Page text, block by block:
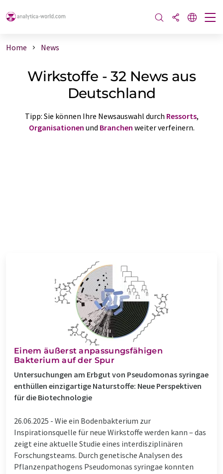
Home News
Wirkstoffe - 32 News aus
Deutschland
Tipp: Sie können Ihre Newsauswahl durch Ressorts,
Organisationen und Branchen weiter verfeinern.
Einem äußerst anpassungsfähigen
Bakterium auf der Spur
Untersuchungen am Erbgut von Pseudomonas syringae
enthüllen einzigartige Naturstoffe: Neue Perspektiven
für die Biotechnologie
26.06.2025 - Wie ein Bodenbakterium zur
Inspirationsquelle für neue Wirkstoffe werden kann – das
zeigt eine aktuelle Studie eines interdisziplinären
Forschungsteams. Durch genetische Analysen des
Pflanzenpathogens Pseudomonas syringae konnten